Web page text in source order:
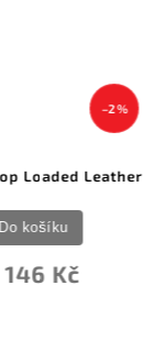
–2 %
Loaded Leather
Kč
košíku